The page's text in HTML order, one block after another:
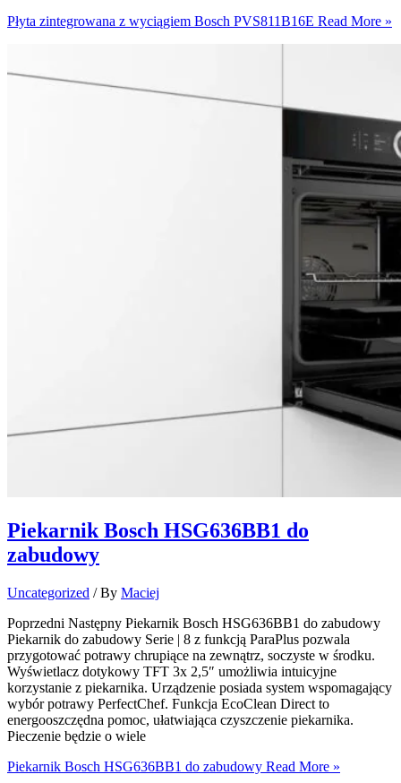
Płyta zintegrowana z wyciągiem Bosch PVS811B16E​ Read More »
Piekarnik Bosch HSG636BB1 do
zabudowy
Uncategorized / By Maciej
Poprzedni Następny Piekarnik Bosch HSG636BB1 do zabudowy
Piekarnik do zabudowy Serie | 8 z funkcją ParaPlus pozwala
przygotować potrawy chrupiące na zewnątrz, soczyste w środku.
Wyświetlacz dotykowy TFT 3x 2,5″ umożliwia intuicyjne
korzystanie z piekarnika. Urządzenie posiada system wspomagający
wybór potrawy PerfectChef. Funkcja EcoClean Direct to
energooszczędna pomoc, ułatwiająca czyszczenie piekarnika.
Pieczenie będzie o wiele
Piekarnik Bosch HSG636BB1 do zabudowy Read More »